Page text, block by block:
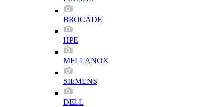
BROCADE
HPE
MELLANOX
SIEMENS
DELL